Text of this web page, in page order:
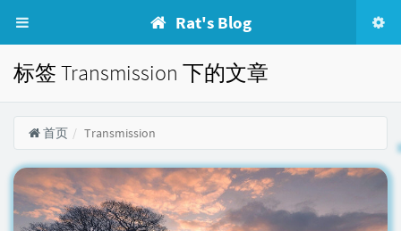
Rat's Blog
标签 Transmission 下的文章
首页 Transmission